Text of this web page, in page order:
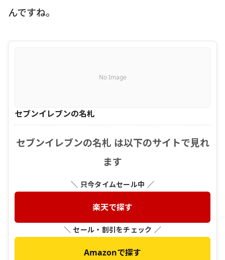
んですね。
No Image
セブンイレブンの名札
セブンイレブンの名札 は以下のサイトで見れ
ます
＼ 只今タイムセール中 ／
楽天で探す
＼ セール・割引をチェック ／
Amazonで探す